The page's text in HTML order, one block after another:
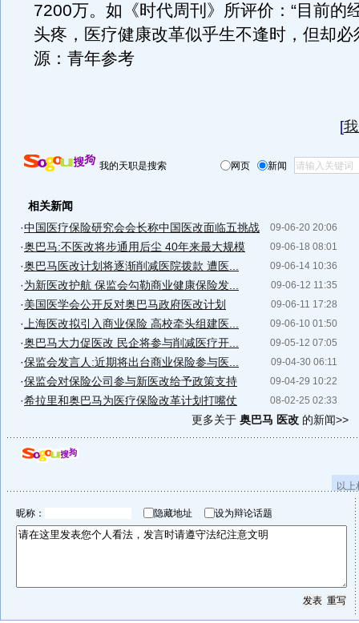
7200万。如《时代周刊》所评价：“目前的
头疼，医疗健康改革似乎生不逢时，但却必
源：青年参考
[
我的天职是搜索 网页 新闻
相关新闻
09-06-20 20:06
·中国医疗保险研究会会长称中国医改面临五挑战
09-06-18 08:01
·奥巴马:不医改将步通用后尘 40年来最大规模
09-06-14 10:36
·奥巴马医改计划将逐渐削减医院拨款 遭医...
09-06-12 11:35
·为新医改护航 保监会勾勒商业健康保险发...
09-06-11 17:28
·美国医学会公开反对奥巴马政府医改计划
09-06-10 01:50
· 上海医改拟引入商业保险 高校牵头组建医...
09-05-12 07:05
·奥巴马大力促医改 民企将参与削减医疗开...
09-04-30 06:11
·保监会发言人:近期将出台商业保险参与医...
09-04-29 10:22
·保监会对保险公司参与新医改给予政策支持
08-02-25 02:33
·希拉里和奥巴马为医疗保险改革计划打嘴仗
更多关于 奥巴马 医改 的新闻>>
以
昵称： 隐藏地址 设为辩论话题